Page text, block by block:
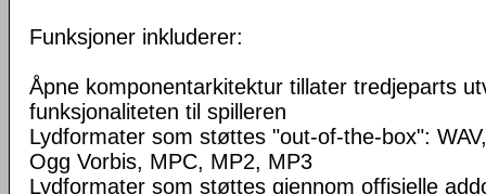
Funksjoner inkluderer:
Åpne komponentarkitektur tillater tredjeparts
funksjonaliteten til spilleren
Lydformater som støttes "out-of-the-box":
Ogg Vorbis, MPC, MP2, MP3
Lydformater som støttes gjennom offisielle